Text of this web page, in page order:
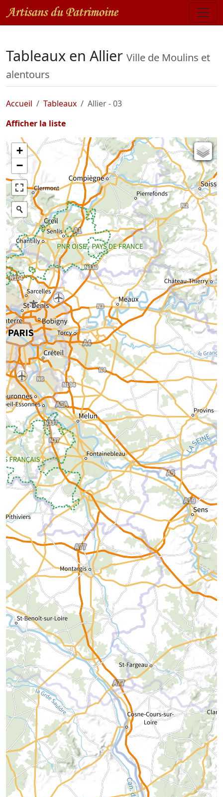
Tableaux en Allier Ville de Moulins et
alentours
Accueil Tableaux
Allier - 03
Afficher la liste
+
−
Carte de l'état-major (1820-1866)
Parcellaire cadastral
Plan IGN
Photographies aériennes